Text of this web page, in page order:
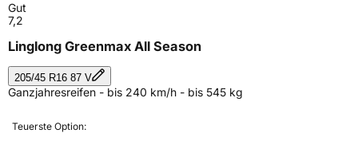
Gut
7,2
Linglong Greenmax All Season
205/45 R16 87 V
Ganzjahresreifen - bis 240 km/h - bis 545 kg
Teuerste Option: